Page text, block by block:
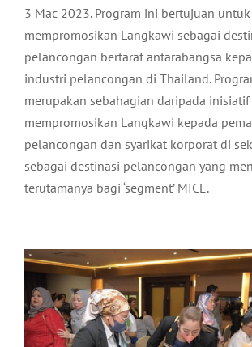
3 Mac 2023. Program ini bertujuan untuk
mempromosikan Langkawi sebagai
pelancongan bertaraf antarabangsa
industri pelancongan di Thailand.
merupakan sebahagian daripada inisiatif
mempromosikan Langkawi kepada
pelancongan dan syarikat korporat di
sebagai destinasi pelancongan yang
terutamanya bagi ‘segment’ MICE.